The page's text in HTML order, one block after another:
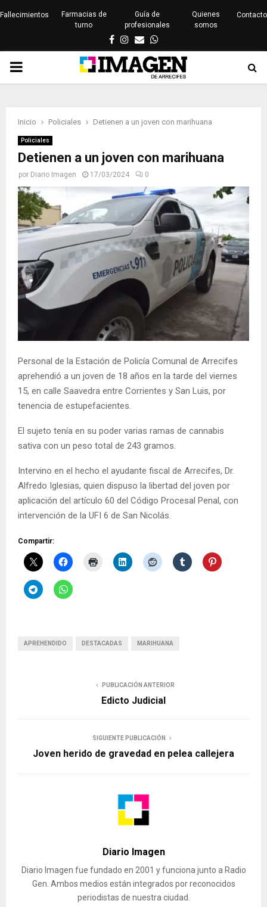
Fallecimientos
Farmacias de
turno
Guía de
profesionales
Quienes
somos
Contacto
Facebook
Instagram
EmailWhatsapp
PRIMARY
Inicio Policiales Detienen a un joven con marihuana
Policiales
Detienen a un joven con marihuana
por Diario Imagen 17/03/2024 0
Personal de la Estación de Policía Comunal de Arrecifes
aprehendió a un joven de 18 años en la tarde del viernes
15, en calle Saavedra entre Corrientes y San Luis, por
tenencia de estupefacientes.
El sujeto tenía en su poder varias ramas de cannabis
sativa con un peso total de 243 gramos.
Intervino en el hecho el ayudante fiscal de Arrecifes, Dr.
Alfredo Iglesias, quien dispuso la libertad del joven por
aplicación del artículo 60 del Código Procesal Penal, con
intervención de la UFI 6 de San Nicolás.
Compartir:
APREHENDIDO DESTACADAS MARIHUANA
PUBLICACIÓN ANTERIOR
Edicto Judicial
SIGUIENTE PUBLICACIÓN
Joven herido de gravedad en pelea callejera
Diario Imagen
Diario Imagen fue fundado en 2001 y funciona junto a Radio
Gen. Ambos medios están integrados por reconocidos
periodistas de nuestra ciudad.